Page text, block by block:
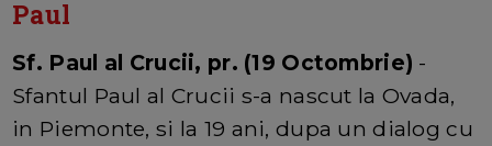
Paul
Sf. Paul al Crucii, pr. (19 Octombrie) -
Sfantul Paul al Crucii s-a nascut la Ovada,
in Piemonte, si la 19 ani, dupa un dialog cu